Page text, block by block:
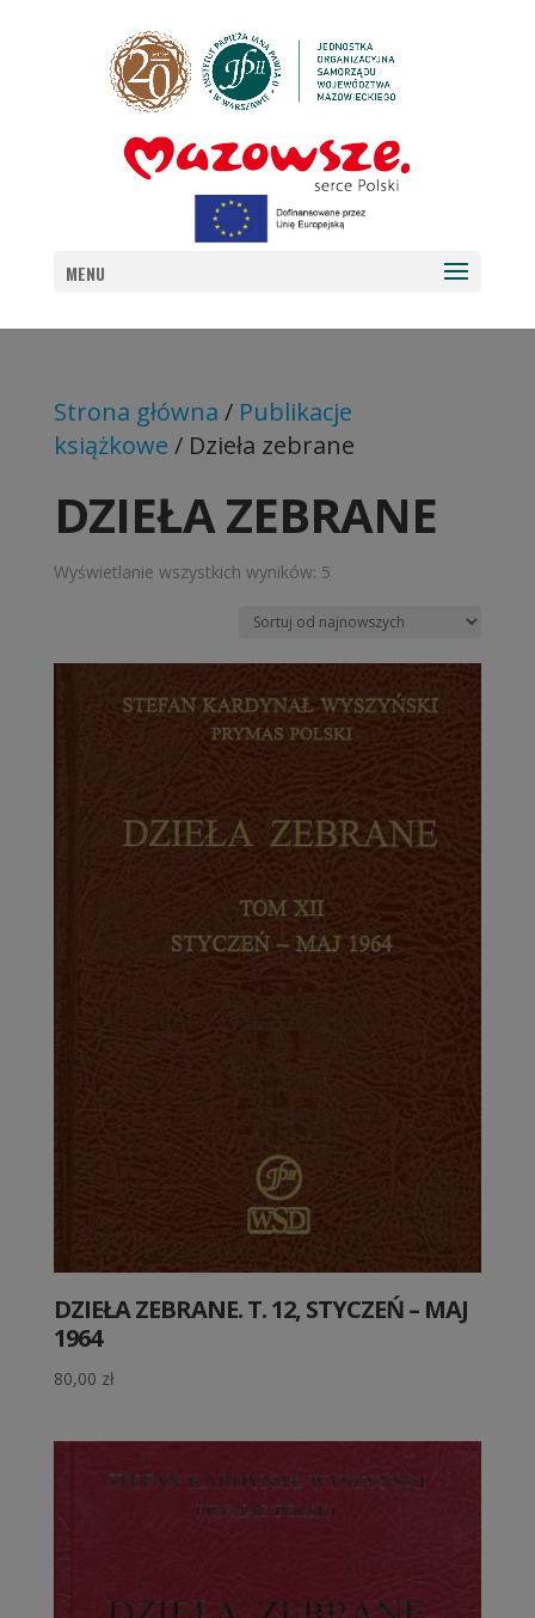
MENU
Strona główna / Publikacje
książkowe / Dzieła zebrane
DZIEŁA ZEBRANE
Wyświetlanie wszystkich wyników: 5Posortowane
najnowszych
DZIEŁA ZEBRANE. T. 12, STYCZEŃ – MAJ
1964
80,00 zł